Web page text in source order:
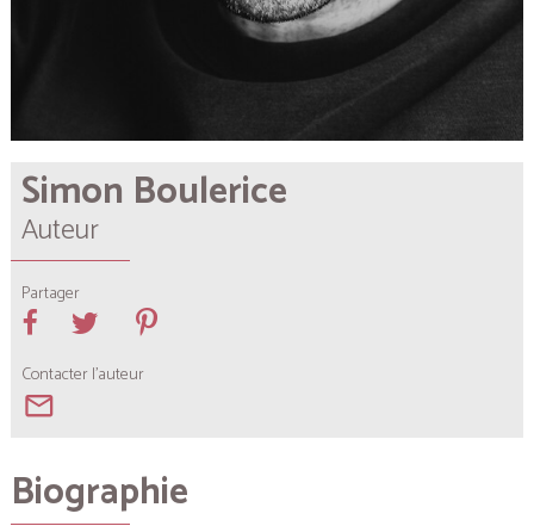
Simon Boulerice
Auteur
Partager
Contacter l'auteur
mail_outline
Biographie